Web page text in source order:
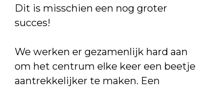
Dit is misschien een nog groter
succes!
We werken er gezamenlijk hard aan
om het centrum elke keer een beetje
aantrekkelijker te maken. Een